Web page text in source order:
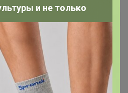
ине сильно теплый, мягкий
и не только